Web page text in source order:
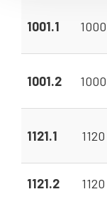
1001.1 1000
1001.2 1000
1121.1 1120
1121.2 1120